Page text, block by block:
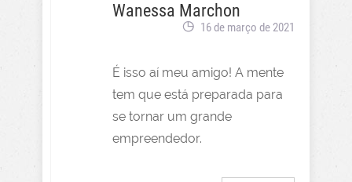
Wanessa Marchon
16 de março de 2021
É isso aí meu amigo! A mente
tem que está preparada para
se tornar um grande
empreendedor.